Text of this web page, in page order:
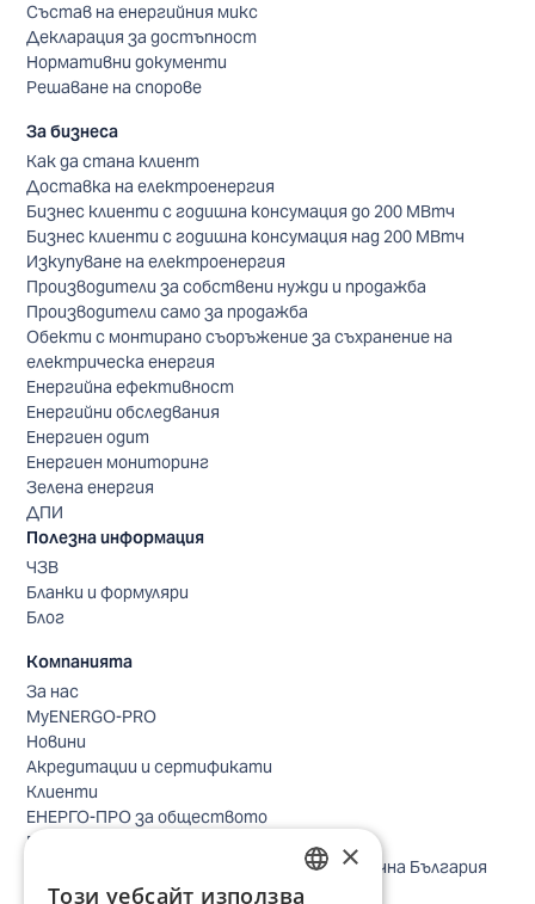
Състав на енергийния микс
Декларация за достъпност
Нормативни документи
Решаване на спорове
За бизнеса
Как да стана клиент
Доставка на електроенергия
Бизнес клиенти с годишна консумация до 200 МВтч
Бизнес клиенти с годишна консумация над 200 МВтч
Изкупуване на електроенергия
Производители за собствени нужди и продажба
Производители само за продажба
Обекти с монтирано съоръжение за съхранение на
електрическа енергия
Енергийна ефективност
Енергийни обследвания
Енергиен одит
Енергиен мониторинг
Зелена енергия
ДПИ
Полезна информация
ЧЗВ
Бланки и формуляри
Блог
Компанията
За нас
MyENERGO-PRO
Новини
Акредитации и сертификати
Клиенти
ЕНЕРГО-ПРО за обществото
Реализирани проекти
Безопасно небе за птиците в Североизточна България
Безопасност
×
Този уебсайт използва